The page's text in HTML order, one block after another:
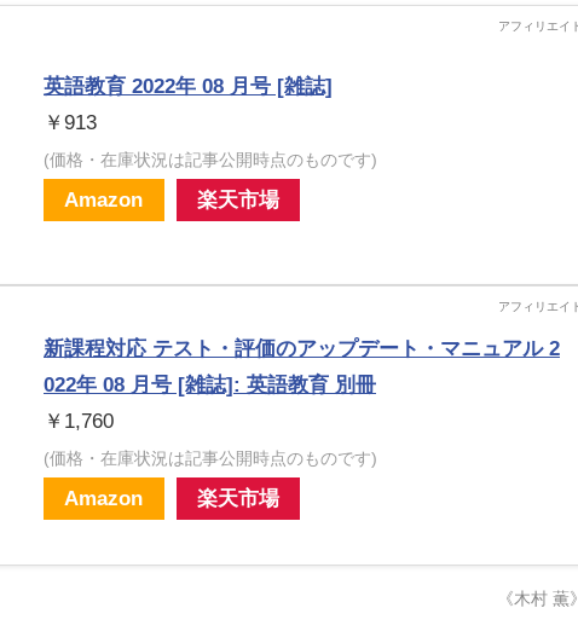
英語教育 2022年 08 月号 [雑誌]
￥913
(価格・在庫状況は記事公開時点のものです)
Amazon 楽天市場
新課程対応 テスト・評価のアップデート・マニュアル 2
022年 08 月号 [雑誌]: 英語教育 別冊
￥1,760
(価格・在庫状況は記事公開時点のものです)
Amazon 楽天市場
《木村 薫》